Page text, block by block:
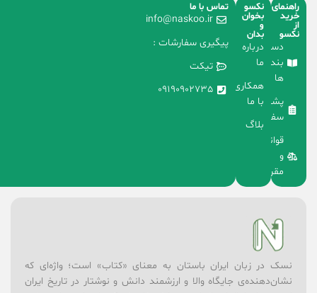
راهنمای
خرید
از
نکسو
دسته
بندی
ها
پشتیبانی
سفارشات
قوانین
و
مقررات
نکسو
بخوان
و
بدان
درباره
ما
همکاری
با ما
بلاگ
تماس با ما
info@naskoo.ir
پیگیری سفارشات :
تیکت
09190902735
نسک در زبان ایران باستان به معنای «کتاب» است؛ واژه‌ای که
نشان‌دهنده‌ی جایگاه والا و ارزشمند دانش و نوشتار در تاریخ ایران